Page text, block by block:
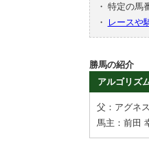
・ 特定の馬
・
レースや
勝馬の紹介
アルゴリズ
父：アグネ
馬主：前田